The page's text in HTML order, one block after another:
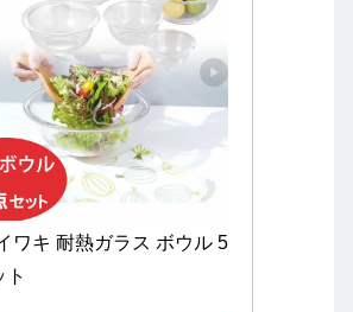
ワキ 耐熱ガラス ボウル 5
ト